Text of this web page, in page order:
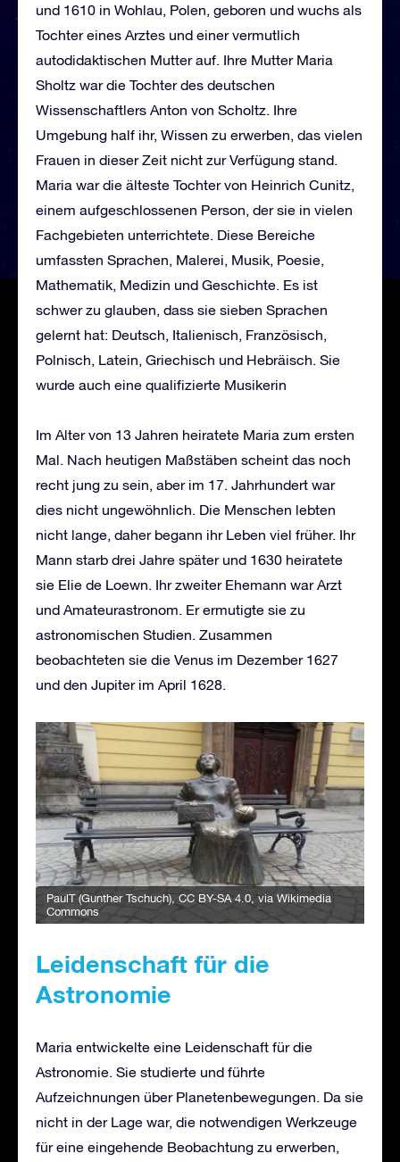
und 1610 in Wohlau, Polen, geboren und wuchs als
Tochter eines Arztes und einer vermutlich
autodidaktischen Mutter auf. Ihre Mutter Maria
Sholtz war die Tochter des deutschen
Wissenschaftlers Anton von Scholtz. Ihre
Umgebung half ihr, Wissen zu erwerben, das vielen
Frauen in dieser Zeit nicht zur Verfügung stand.
Maria war die älteste Tochter von Heinrich Cunitz,
einem aufgeschlossenen Person, der sie in vielen
Fachgebieten unterrichtete. Diese Bereiche
umfassten Sprachen, Malerei, Musik, Poesie,
Mathematik, Medizin und Geschichte. Es ist
schwer zu glauben, dass sie sieben Sprachen
gelernt hat: Deutsch, Italienisch, Französisch,
Polnisch, Latein, Griechisch und Hebräisch. Sie
wurde auch eine qualifizierte Musikerin
Im Alter von 13 Jahren heiratete Maria zum ersten
Mal. Nach heutigen Maßstäben scheint das noch
recht jung zu sein, aber im 17. Jahrhundert war
dies nicht ungewöhnlich. Die Menschen lebten
nicht lange, daher begann ihr Leben viel früher. Ihr
Mann starb drei Jahre später und 1630 heiratete
sie Elie de Loewn. Ihr zweiter Ehemann war Arzt
und Amateurastronom. Er ermutigte sie zu
astronomischen Studien. Zusammen
beobachteten sie die Venus im Dezember 1627
und den Jupiter im April 1628.
PaulT (Gunther Tschuch), CC BY-SA 4.0, via Wikimedia
Commons
Leidenschaft für die
Astronomie
Maria entwickelte eine Leidenschaft für die
Astronomie. Sie studierte und führte
Aufzeichnungen über Planetenbewegungen. Da sie
nicht in der Lage war, die notwendigen Werkzeuge
für eine eingehende Beobachtung zu erwerben,